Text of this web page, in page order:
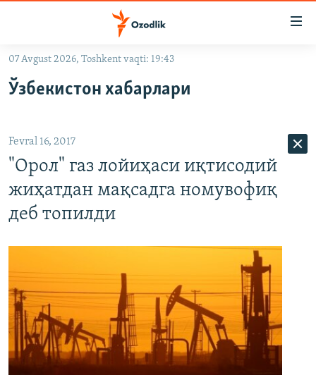
Асосий
Қидиришга
ўтинг
OZODLIK SURISHTIRUVLARI
На русском
ИЖТИМОИЙ ТАРМОҚЛАР
Озодлик бошқа тилларда
07 Avgust 2026, Toshkent vaqti: 19:43
Ўзбекистон хабарлари
Fevral 16, 2017
"Орол" газ лойиҳаси иқтисодий
жиҳатдан мақсадга номувофиқ
деб топилди